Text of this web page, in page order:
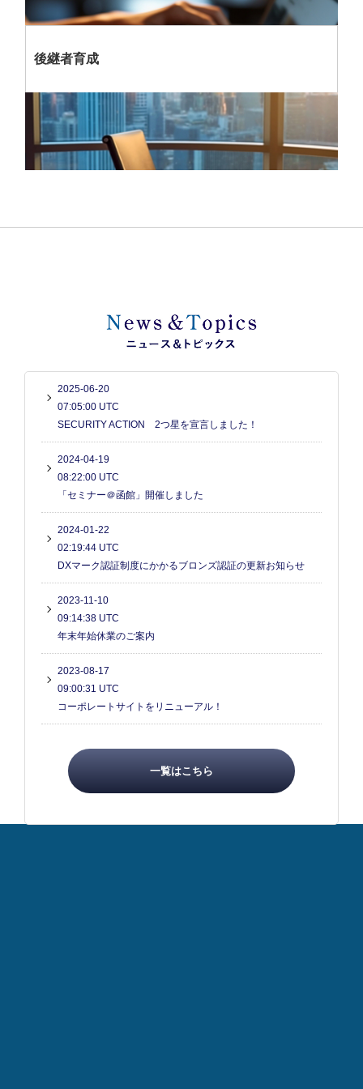
後継者育成
2025-06-20
07:05:00 UTC
SECURITY ACTION 2つ星を宣言しました！
2024-04-19
08:22:00 UTC
「セミナー＠函館」開催しました
2024-01-22
02:19:44 UTC
DXマーク認証制度にかかるブロンズ認証の更新お知らせ
2023-11-10
09:14:38 UTC
年末年始休業のご案内
2023-08-17
09:00:31 UTC
コーポレートサイトをリニューアル！
一覧はこちら